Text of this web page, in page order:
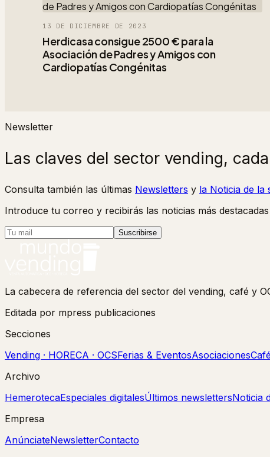
13 DE DICIEMBRE DE 2023
Herdicasa consigue 2500 € para la
Asociación de Padres y Amigos con
Cardiopatías Congénitas
Newsletter
Las claves del sector vending,
Consulta también las últimas Newsletters y la Noticia de la
Introduce tu correo y recibirás las noticias más
Suscribirse
La cabecera de referencia del sector del vending, café y
Editada por mpress publicaciones
Secciones
Vending · HORECA · OCSFerias & EventosAsociacionesCafé
Archivo
HemerotecaEspeciales digitalesÚltimos newslettersNoticia
Empresa
AnúnciateNewsletterContacto